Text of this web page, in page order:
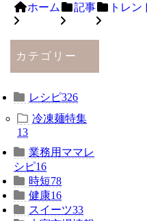
ホーム 記事
トレン
カテゴリー
レシピ326
冷凍麺特集
13
業務用ママレ
シピ16
時短78
健康16
スイーツ33